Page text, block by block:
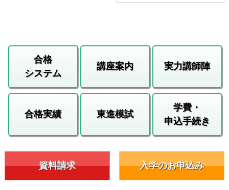
合格
システム
講座案内 実力講師陣
合格実績 東進模試
学費・
申込手続き
資料請求 入学のお申込み